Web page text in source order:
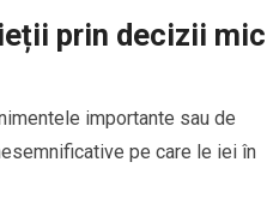
prin decizii
importante sau de
pe care le iei în